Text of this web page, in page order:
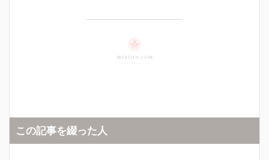
この記事を綴った人